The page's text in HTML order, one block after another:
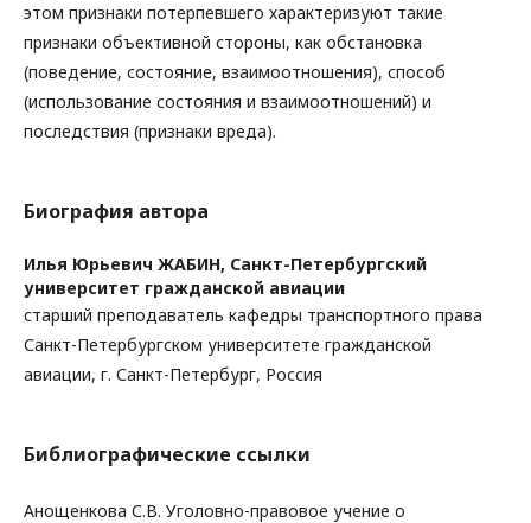
этом признаки потерпевшего характеризуют такие
признаки объективной стороны, как обстановка
(поведение, состояние, взаимоотношения), способ
(использование состояния и взаимоотношений) и
последствия (признаки вреда).
Биография автора
Илья Юрьевич ЖАБИН, Санкт-Петербургский
университет гражданской авиации
старший преподаватель кафедры транспортного права
Санкт-Петербургском университете гражданской
авиации, г. Санкт-Петербург, Россия
Библиографические ссылки
Анощенкова С.В. Уголовно-правовое учение о